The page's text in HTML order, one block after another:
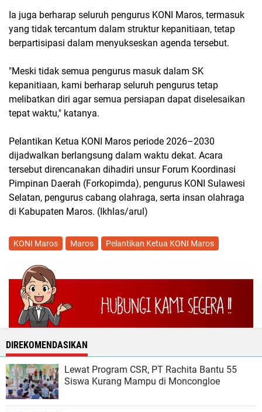
Ia juga berharap seluruh pengurus KONI Maros, termasuk
yang tidak tercantum dalam struktur kepanitiaan, tetap
berpartisipasi dalam menyukseskan agenda tersebut.
"Meski tidak semua pengurus masuk dalam SK
kepanitiaan, kami berharap seluruh pengurus tetap
melibatkan diri agar semua persiapan dapat diselesaikan
tepat waktu," katanya.
Pelantikan Ketua KONI Maros periode 2026–2030
dijadwalkan berlangsung dalam waktu dekat. Acara
tersebut direncanakan dihadiri unsur Forum Koordinasi
Pimpinan Daerah (Forkopimda), pengurus KONI Sulawesi
Selatan, pengurus cabang olahraga, serta insan olahraga
di Kabupaten Maros. (Ikhlas/arul)
KONI Maros Maros Pelantikan Ketua KONI Maros
DIREKOMENDASIKAN
Lewat Program CSR, PT Rachita Bantu 55
Siswa Kurang Mampu di Moncongloe